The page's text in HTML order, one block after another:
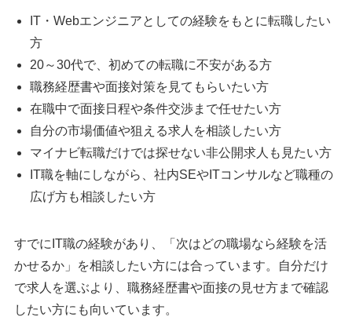
IT・Webエンジニアとしての経験をもとに転職したい
方
20～30代で、初めての転職に不安がある方
職務経歴書や面接対策を見てもらいたい方
在職中で面接日程や条件交渉まで任せたい方
自分の市場価値や狙える求人を相談したい方
マイナビ転職だけでは探せない非公開求人も見たい方
IT職を軸にしながら、社内SEやITコンサルなど職種の
広げ方も相談したい方
すでにIT職の経験があり、「次はどの職場なら経験を活
かせるか」を相談したい方には合っています。自分だけ
で求人を選ぶより、職務経歴書や面接の見せ方まで確認
したい方にも向いています。